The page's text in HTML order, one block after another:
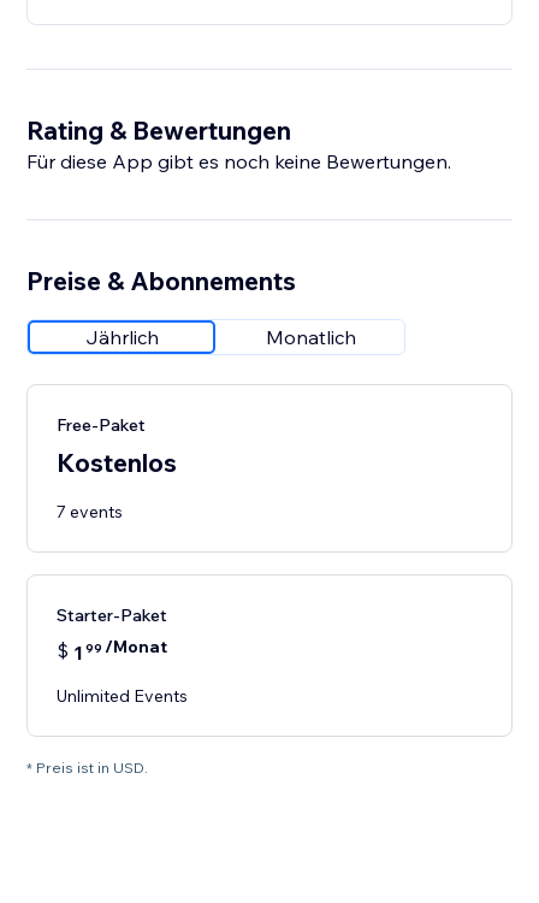
Rating & Bewertungen
Für diese App gibt es noch keine Bewertungen.
Preise & Abonnements
Jährlich Monatlich
Free-Paket
Kostenlos
7 events
Starter-Paket
$ 1 99 /Monat
Unlimited Events
* Preis ist in USD.